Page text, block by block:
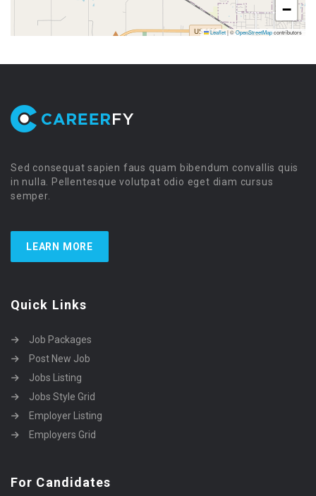
−
Leaflet|©OpenStreetMapcontributors
Sed consequat sapien faus quam bibendum convallis quis
in nulla. Pellentesque volutpat odio eget diam cursus
semper.
LEARN MORE
Quick Links
Job Packages
Post New Job
Jobs Listing
Jobs Style Grid
Employer Listing
Employers Grid
For Candidates